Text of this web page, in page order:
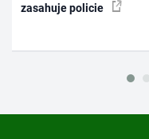
zasahuje policie